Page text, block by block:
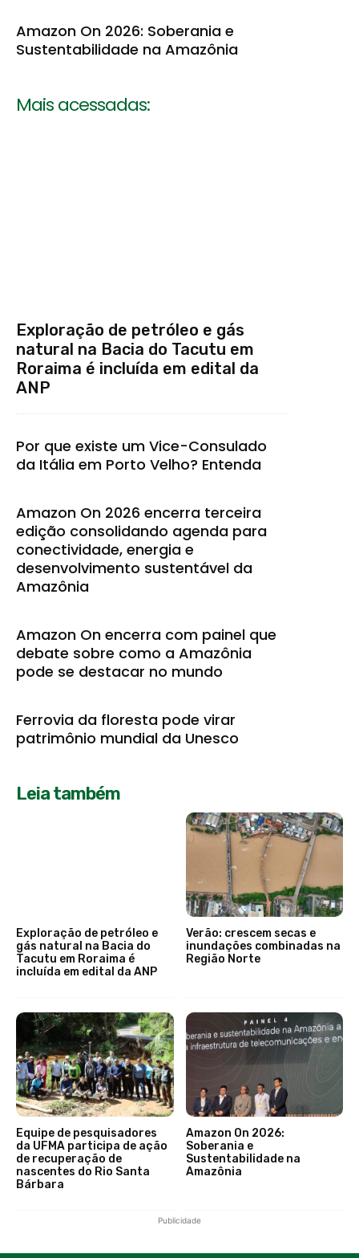
Amazon On 2026: Soberania e
Sustentabilidade na Amazônia
Mais acessadas:
Exploração de petróleo e gás
natural na Bacia do Tacutu em
Roraima é incluída em edital da
ANP
Por que existe um Vice-Consulado
da Itália em Porto Velho? Entenda
Amazon On 2026 encerra terceira
edição consolidando agenda para
conectividade, energia e
desenvolvimento sustentável da
Amazônia
Amazon On encerra com painel que
debate sobre como a Amazônia
pode se destacar no mundo
Ferrovia da floresta pode virar
patrimônio mundial da Unesco
Leia também
Exploração de petróleo e
gás natural na Bacia do
Tacutu em Roraima é
incluída em edital da ANP
Verão: crescem secas e
inundações combinadas na
Região Norte
Equipe de pesquisadores
da UFMA participa de ação
de recuperação de
nascentes do Rio Santa
Bárbara
Amazon On 2026:
Soberania e
Sustentabilidade na
Amazônia
Publicidade